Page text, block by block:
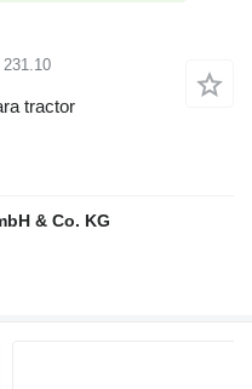
tractor
& Co. KG